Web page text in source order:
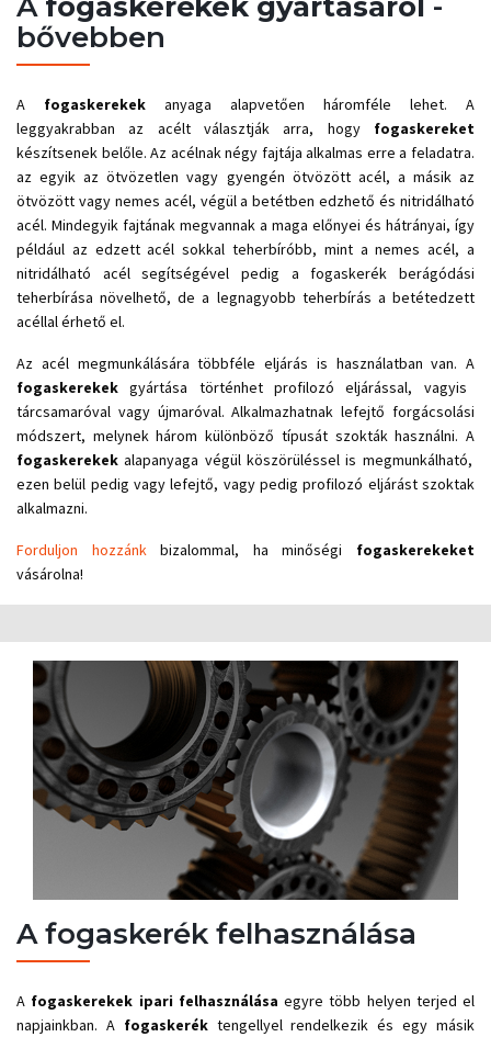
bővebben
A fogaskerekek anyaga alapvetően háromféle lehet. A
leggyakrabban az acélt választják arra, hogy fogaskereket
készítsenek belőle. Az acélnak négy fajtája alkalmas erre a feladatra.
az egyik az ötvözetlen vagy gyengén ötvözött acél, a másik az
ötvözött vagy nemes acél, végül a betétben edzhető és nitridálható
acél. Mindegyik fajtának megvannak a maga előnyei és hátrányai, így
például az edzett acél sokkal teherbíróbb, mint a nemes acél, a
nitridálható acél segítségével pedig a fogaskerék berágódási
teherbírása növelhető, de a legnagyobb teherbírás a betétedzett
acéllal érhető el.
Az acél megmunkálására többféle eljárás is használatban van. A
fogaskerekek gyártása történhet profilozó eljárással, vagyis
tárcsamaróval vagy újmaróval. Alkalmazhatnak lefejtő forgácsolási
módszert, melynek három különböző típusát szokták használni. A
fogaskerekek alapanyaga végül köszörüléssel is megmunkálható,
ezen belül pedig vagy lefejtő, vagy pedig profilozó eljárást szoktak
alkalmazni.
Forduljon hozzánk bizalommal, ha minőségi fogaskerekeket
vásárolna!
A fogaskerék felhasználása
A fogaskerekek ipari felhasználása egyre több helyen terjed el
napjainkban. A fogaskerék tengellyel rendelkezik és egy másik